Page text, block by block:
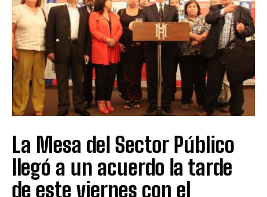
La Mesa del Sector Público
llegó a un acuerdo la tarde
de este viernes con el